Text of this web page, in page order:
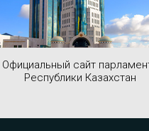
Официальный сайт
Республики Казахстан